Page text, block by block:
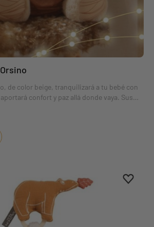
de color beige, tranquilizará a tu bebé con
confort y paz allá donde vaya. Sus
a los niños.
borrar